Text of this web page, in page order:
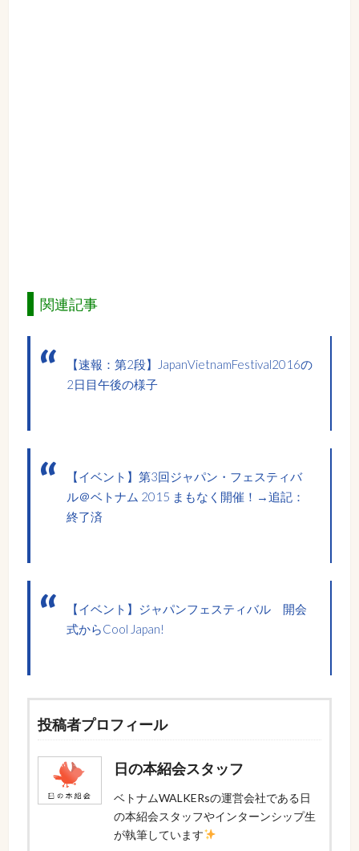
関連記事
【速報：第2段】JapanVietnamFestival2016の
2日目午後の様子
【イベント】第3回ジャパン・フェスティバ
ル＠ベトナム 2015 まもなく開催！→追記：
終了済
【イベント】ジャパンフェスティバル 開会
式からCool Japan!
投稿者プロフィール
日の本紹会スタッフ
ベトナムWALKERsの運営会社である日
の本紹会スタッフやインターンシップ生
が執筆しています